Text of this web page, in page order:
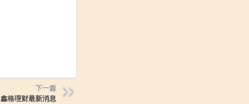
下一篇
鑫格理财最新消息